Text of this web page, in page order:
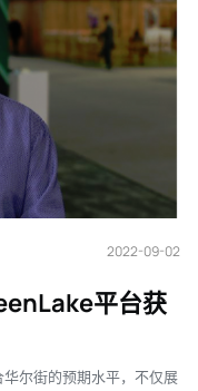
2022-09-02
平台获
尔街的预期水平，不仅展